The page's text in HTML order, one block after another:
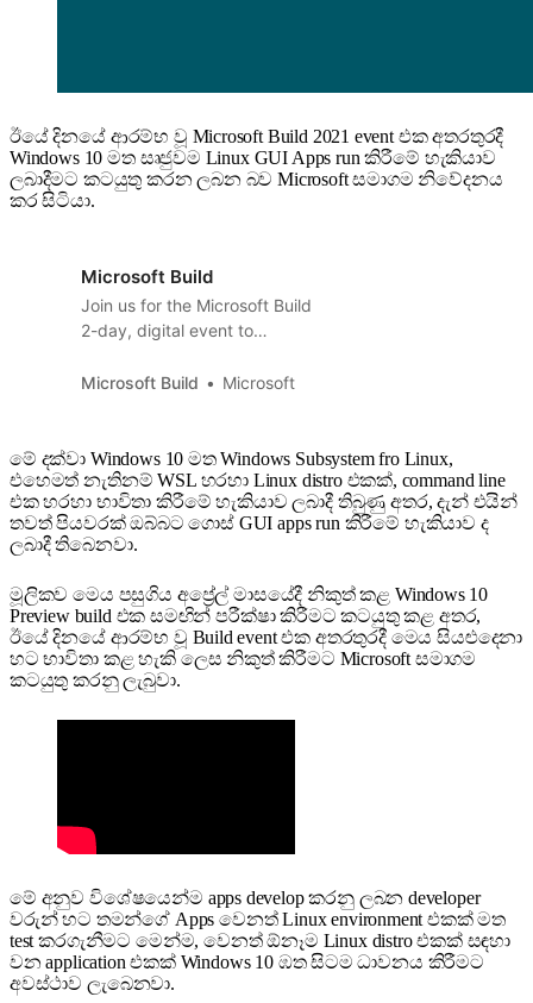
ඊයේ දිනයේ ආරම්භ වූ Microsoft Build 2021 event එක අතරතුරදී
Windows 10 මත සෘජුවම Linux GUI Apps run කිරීමේ හැකියාව
ලබාදීමට කටයුතු කරන ලබන බව Microsoft සමාගම නිවේදනය
කර සිටියා.
Microsoft Build
Join us for the Microsoft Build
2-day, digital event to
technical solutions, and
Microsoft Build Microsoft
මේ දක්වා Windows 10 මත Windows Subsystem fro Linux,
එහෙමත් නැතිනම් WSL හරහා Linux distro එකක්, command line
එක හරහා භාවිතා කිරීමේ හැකියාව ලබාදී තිබුණු අතර, දැන් එයින්
තවත් පියවරක් ඔබ්බට ගොස් GUI apps run කිරීමේ හැකියාව ද
ලබාදී තිබෙනවා.
මූලිකව මෙය පසුගිය අප්‍රේල් මාසයේදී නිකුත් කළ Windows 10
Preview build එක සමඟින් පරීක්ෂා කිරීමට කටයුතු කළ අතර,
ඊයේ දිනයේ ආරම්භ වූ Build event එක අතරතුරදී මෙය සියළුදෙනා
හට භාවිතා කළ හැකි ලෙස නිකුත් කිරීමට Microsoft සමාගම
කටයුතු කරනු ලැබුවා.
මේ අනුව විශේෂයෙන්ම apps develop කරනු ලබන developer
වරුන් හට තමන්ගේ Apps වෙනත් Linux environment එකක් මත
test කරගැනීමට මෙන්ම, වෙනත් ඕනෑම Linux distro එකක් සඳහා
වන application එකක් Windows 10 ඹත සිටම ධාවනය කිරීමට
අවස්ථාව ලැබෙනවා.